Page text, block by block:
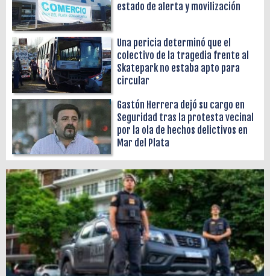
estado de alerta y movilización
Una pericia determinó que el
colectivo de la tragedia frente al
Skatepark no estaba apto para
circular
Gastón Herrera dejó su cargo en
Seguridad tras la protesta vecinal
por la ola de hechos delictivos en
Mar del Plata